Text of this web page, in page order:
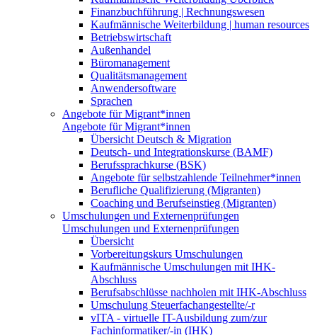
Finanzbuchführung | Rechnungswesen
Kaufmännische Weiterbildung | human resources
Betriebswirtschaft
Außenhandel
Büromanagement
Qualitätsmanagement
Anwendersoftware
Sprachen
Angebote für Migrant*innen
Angebote für Migrant*innen
Übersicht Deutsch & Migration
Deutsch- und Integrationskurse (BAMF)
Berufssprachkurse (BSK)
Angebote für selbstzahlende Teilnehmer*innen
Berufliche Qualifizierung (Migranten)
Coaching und Berufseinstieg (Migranten)
Umschulungen und Externenprüfungen
Umschulungen und Externenprüfungen
Übersicht
Vorbereitungskurs Umschulungen
Kaufmännische Umschulungen mit IHK-
Abschluss
Berufsabschlüsse nachholen mit IHK-Abschluss
Umschulung Steuerfachangestellte/-r
vITA - virtuelle IT-Ausbildung zum/zur
Fachinformatiker/-in (IHK)